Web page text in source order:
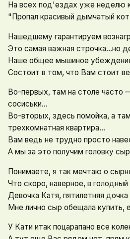
На всех под'ездах уже неделю
"Пропал красивый дымчатый
Нашедшему гарантируем
Это самая важная строчка...но
Наше общее мышиное
Состоит в том, что Вам стоит
Во-первых, там на столе часто
сосиськи...
Во-вторых, здесь помойка, а
трехкомнатная квартира...
Вам ведь не трудно просто
А мы за это получим головку
Понимаете, я так мечтаю о
Что скоро, наверное, в
Девочка Катя, пятилетняя дочка
Мне лично сыр обещала купить,
У Кати итак поцарапано все